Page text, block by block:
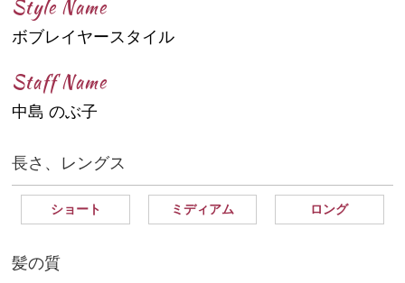
Style Name
ボブレイヤースタイル
Staff Name
中島 のぶ子
長さ、レングス
ショート ミディアム ロング
髪の質